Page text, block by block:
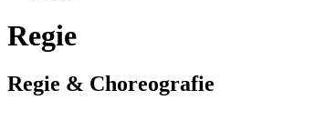
Regie
Regie & Choreografie